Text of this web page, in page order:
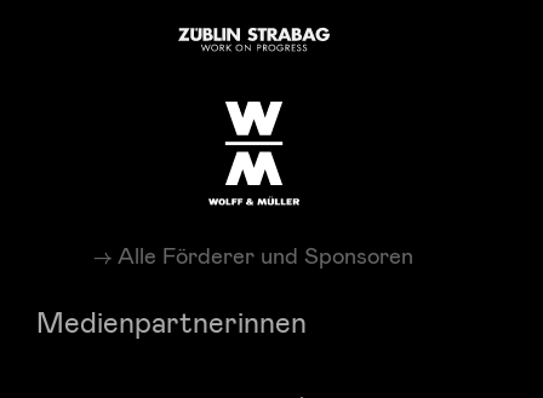
Alle Förderer und Sponsoren
Medienpartnerinnen